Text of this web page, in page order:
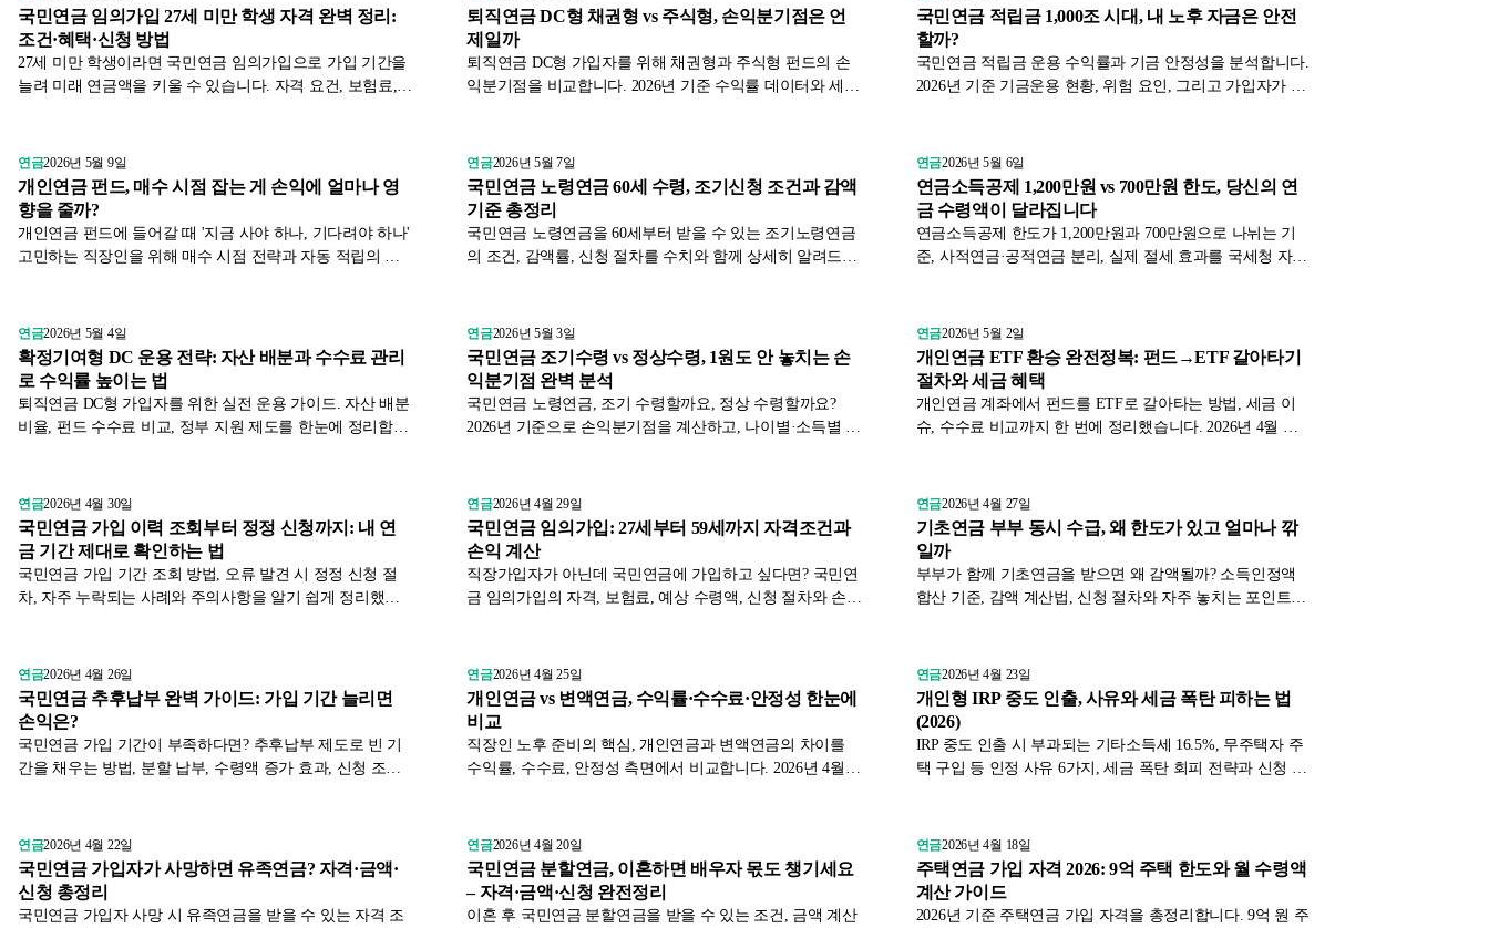
국민연금 임의가입 27세 미만 학생 자격 완벽 정리:
조건·혜택·신청 방법
27세 미만 학생이라면 국민연금 임의가입으로 가입 기간을
늘려 미래 연금액을 키울 수 있습니다. 자격 요건, 보험료,
퇴직연금 DC형 채권형 vs 주식형, 손익분기점은 언
제일까
퇴직연금 DC형 가입자를 위해 채권형과 주식형 펀드의 손
익분기점을 비교합니다. 2026년 기준 수익률 데이터와 세제
국민연금 적립금 1,000조 시대, 내 노후 자금은 안전
할까?
국민연금 적립금 운용 수익률과 기금 안정성을 분석합니다.
2026년 기준 기금운용 현황, 위험 요인, 그리고 가입자가 알
연금2026년 5월 9일
개인연금 펀드, 매수 시점 잡는 게 손익에 얼마나 영
향을 줄까?
개인연금 펀드에 들어갈 때 '지금 사야 하나, 기다려야 하나'
고민하는 직장인을 위해 매수 시점 전략과 자동 적립의 장
연금2026년 5월 7일
국민연금 노령연금 60세 수령, 조기신청 조건과 감액
기준 총정리
국민연금 노령연금을 60세부터 받을 수 있는 조기노령연금
의 조건, 감액률, 신청 절차를 수치와 함께 상세히 알려드립
연금2026년 5월 6일
연금소득공제 1,200만원 vs 700만원 한도, 당신의 연
금 수령액이 달라집니다
연금소득공제 한도가 1,200만원과 700만원으로 나뉘는 기
준, 사적연금·공적연금 분리, 실제 절세 효과를 국세청 자료
연금2026년 5월 4일
확정기여형 DC 운용 전략: 자산 배분과 수수료 관리
로 수익률 높이는 법
퇴직연금 DC형 가입자를 위한 실전 운용 가이드. 자산 배분
비율, 펀드 수수료 비교, 정부 지원 제도를 한눈에 정리합니
연금2026년 5월 3일
국민연금 조기수령 vs 정상수령, 1원도 안 놓치는 손
익분기점 완벽 분석
국민연금 노령연금, 조기 수령할까요, 정상 수령할까요?
2026년 기준으로 손익분기점을 계산하고, 나이별·소득별 유
연금2026년 5월 2일
개인연금 ETF 환승 완전정복: 펀드→ETF 갈아타기
절차와 세금 혜택
개인연금 계좌에서 펀드를 ETF로 갈아타는 방법, 세금 이
슈, 수수료 비교까지 한 번에 정리했습니다. 2026년 4월 기
연금2026년 4월 30일
국민연금 가입 이력 조회부터 정정 신청까지: 내 연
금 기간 제대로 확인하는 법
국민연금 가입 기간 조회 방법, 오류 발견 시 정정 신청 절
차, 자주 누락되는 사례와 주의사항을 알기 쉽게 정리했습
연금2026년 4월 29일
국민연금 임의가입: 27세부터 59세까지 자격조건과
손익 계산
직장가입자가 아닌데 국민연금에 가입하고 싶다면? 국민연
금 임의가입의 자격, 보험료, 예상 수령액, 신청 절차와 손익
연금2026년 4월 27일
기초연금 부부 동시 수급, 왜 한도가 있고 얼마나 깎
일까
부부가 함께 기초연금을 받으면 왜 감액될까? 소득인정액
합산 기준, 감액 계산법, 신청 절차와 자주 놓치는 포인트를
연금2026년 4월 26일
국민연금 추후납부 완벽 가이드: 가입 기간 늘리면
손익은?
국민연금 가입 기간이 부족하다면? 추후납부 제도로 빈 기
간을 채우는 방법, 분할 납부, 수령액 증가 효과, 신청 조건·
연금2026년 4월 25일
개인연금 vs 변액연금, 수익률·수수료·안정성 한눈에
비교
직장인 노후 준비의 핵심, 개인연금과 변액연금의 차이를
수익률, 수수료, 안정성 측면에서 비교합니다. 2026년 4월
연금2026년 4월 23일
개인형 IRP 중도 인출, 사유와 세금 폭탄 피하는 법
(2026)
IRP 중도 인출 시 부과되는 기타소득세 16.5%, 무주택자 주
택 구입 등 인정 사유 6가지, 세금 폭탄 회피 전략과 신청 절
연금2026년 4월 22일
국민연금 가입자가 사망하면 유족연금? 자격·금액·
신청 총정리
국민연금 가입자 사망 시 유족연금을 받을 수 있는 자격 조
연금2026년 4월 20일
국민연금 분할연금, 이혼하면 배우자 몫도 챙기세요
– 자격·금액·신청 완전정리
이혼 후 국민연금 분할연금을 받을 수 있는 조건, 금액 계산
연금2026년 4월 18일
주택연금 가입 자격 2026: 9억 주택 한도와 월 수령액
계산 가이드
2026년 기준 주택연금 가입 자격을 총정리합니다. 9억 원 주